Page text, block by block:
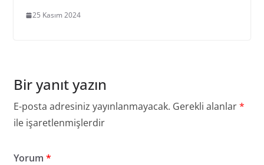
25 Kasım 2024
Bir yanıt yazın
E-posta adresiniz yayınlanmayacak. Gerekli alanlar*
ile işaretlenmişlerdir
Yorum *